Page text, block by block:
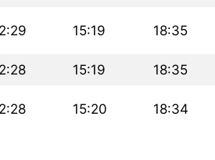
15:19 18:35
15:19 18:35
15:20 18:34